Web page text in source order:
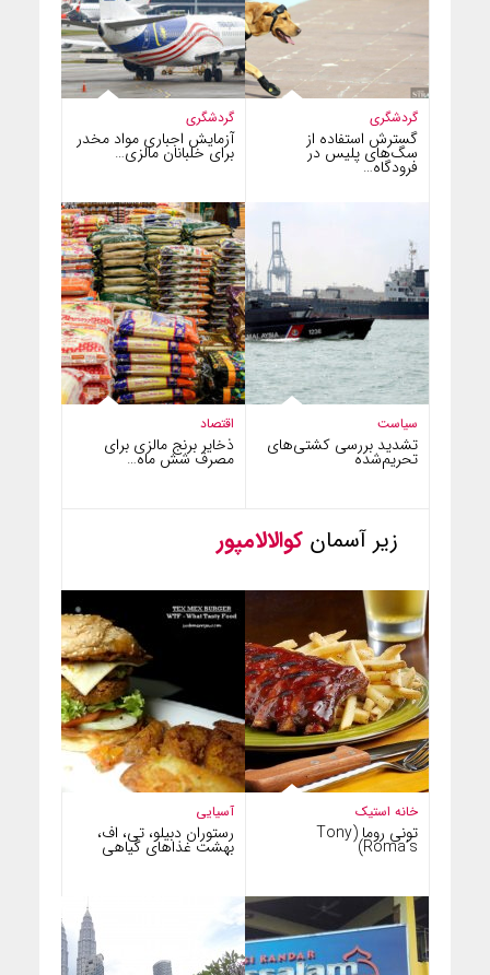
گردشگری
آزمایش اجباری مواد مخدر
برای خلبانان مالزی…
گردشگری
گسترش استفاده از
سگ‌های پلیس در
فرودگاه…
اقتصاد
ذخایر برنج مالزی برای
مصرف شش ماه…
سیاست
تشدید بررسی کشتی‌های
تحریم‌شده
زیر آسمان کوالالامپور
آسیایی
رستوران دبیلو، تی، اف،
بهشت غذاهای گیاهی
خانه استیک
تونی روما (Tony
Roma’s)